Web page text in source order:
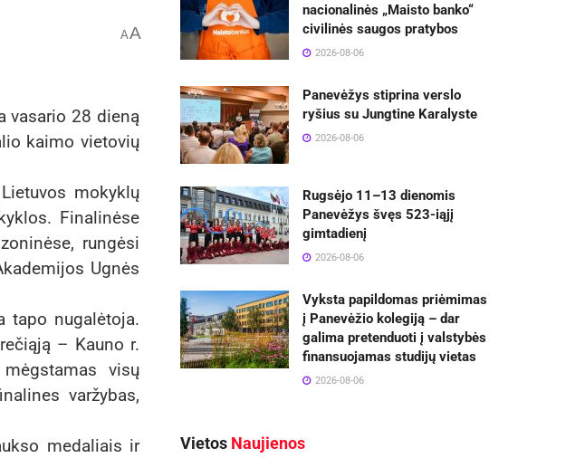
AA
vasario 28 dieną
kaimo vietovių
mokyklų
Finalinėse
rungėsi
Ugnės
tapo nugalėtoja.
– Kauno r.
visų
varžybas,
medaliais ir
nacionalinės „Maisto banko“
civilinės saugos pratybos
2026-08-06
Panevėžys stiprina verslo
ryšius su Jungtine Karalyste
2026-08-06
Rugsėjo 11–13 dienomis
Panevėžys švęs 523-iąjį
gimtadienį
2026-08-06
Vyksta papildomas priėmimas
į Panevėžio kolegiją – dar
galima pretenduoti į valstybės
finansuojamas studijų vietas
2026-08-06
Vietos Naujienos